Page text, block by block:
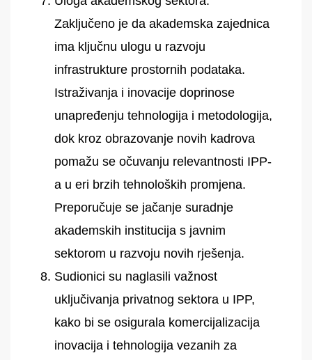
Zaključeno je da akademska zajednica
ima ključnu ulogu u razvoju
infrastrukture prostornih podataka.
Istraživanja i inovacije doprinose
unapređenju tehnologija i metodologija,
dok kroz obrazovanje novih kadrova
pomažu se očuvanju relevantnosti IPP-
a u eri brzih tehnoloških promjena.
Preporučuje se jačanje suradnje
akademskih institucija s javnim
sektorom u razvoju novih rješenja.
Sudionici su naglasili važnost
uključivanja privatnog sektora u IPP,
kako bi se osigurala komercijalizacija
inovacija i tehnologija vezanih za